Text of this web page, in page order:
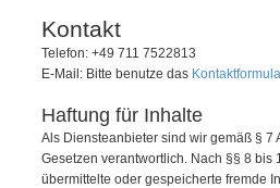
Kontakt
Telefon: +49 711 7522813
E-Mail: Bitte benutze das
Haftung für Inhalte
Als Diensteanbieter sind wir gemäß §
Gesetzen verantwortlich. Nach §§ 8
übermittelte oder gespeicherte fremde